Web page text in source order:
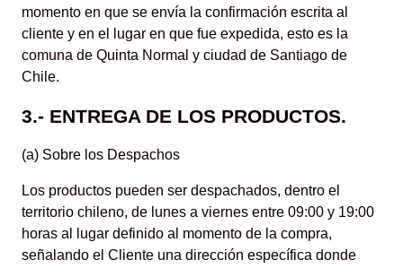
momento en que se envía la confirmación escrita al
cliente y en el lugar en que fue expedida, esto es la
comuna de Quinta Normal y ciudad de Santiago de
Chile.
3.- ENTREGA DE LOS PRODUCTOS.
(a) Sobre los Despachos
Los productos pueden ser despachados, dentro el
territorio chileno, de lunes a viernes entre 09:00 y 19:00
horas al lugar definido al momento de la compra,
señalando el Cliente una dirección específica donde